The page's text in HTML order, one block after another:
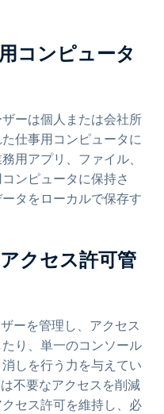
コンピュータ
ーは個人または会社所
仕事用コンピュータに
用アプリ、ファイル、
ンピュータに保持さ
タをローカルで保存す
クセス許可管
ーを管理し、アクセス
り、単一のコンソール
しを行う力を与えてい
不要なアクセスを削減
セス許可を維持し、必